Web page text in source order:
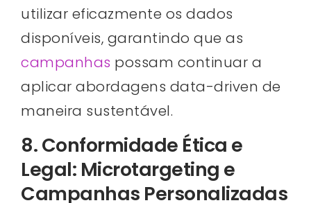
utilizar eficazmente os dados
disponíveis, garantindo que as
campanhas possam continuar a
aplicar abordagens data-driven de
maneira sustentável.
8. Conformidade Ética e
Legal: Microtargeting e
Campanhas Personalizadas